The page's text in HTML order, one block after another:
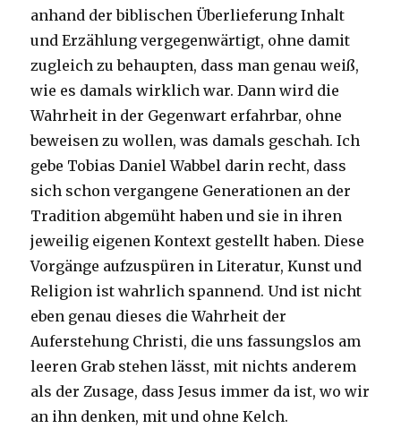
anhand der biblischen Überlieferung Inhalt
und Erzählung vergegenwärtigt, ohne damit
zugleich zu behaupten, dass man genau weiß,
wie es damals wirklich war. Dann wird die
Wahrheit in der Gegenwart erfahrbar, ohne
beweisen zu wollen, was damals geschah. Ich
gebe Tobias Daniel Wabbel darin recht, dass
sich schon vergangene Generationen an der
Tradition abgemüht haben und sie in ihren
jeweilig eigenen Kontext gestellt haben. Diese
Vorgänge aufzuspüren in Literatur, Kunst und
Religion ist wahrlich spannend. Und ist nicht
eben genau dieses die Wahrheit der
Auferstehung Christi, die uns fassungslos am
leeren Grab stehen lässt, mit nichts anderem
als der Zusage, dass Jesus immer da ist, wo wir
an ihn denken, mit und ohne Kelch.